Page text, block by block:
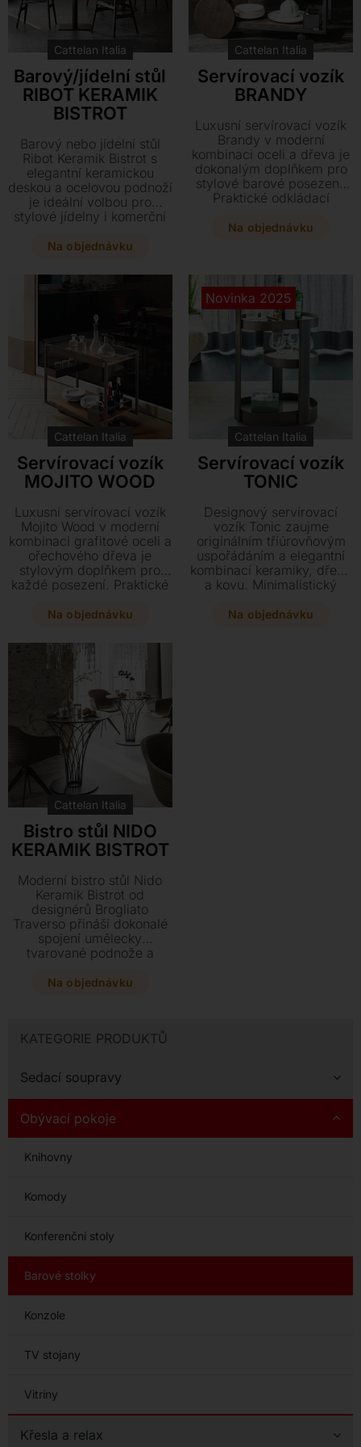
KATEGORIE PRODUKTŮ
Sedací soupravy
Obývací pokoje
Knihovny
Komody
Konferenční stoly
Barové stolky
Konzole
TV stojany
Vitríny
Křesla a relax
Cattelan Italia
Barový/jídelní stůl
RIBOT KERAMIK
BISTROT
Barový nebo jídelní stůl
Ribot Keramik Bistrot s
elegantní keramickou
deskou a ocelovou podnoží
je ideální volbou pro
stylové jídelny i komerční
několika rozměrů a
pravý kousek, který
perfektně doplní váš
prvek nabízí prvotřídní
materiály a variabilitu
výšky pro maximální
pohodlí.
Na objednávku
Cattelan Italia
Servírovací vozík
BRANDY
Luxusní servírovací vozík
Brandy v moderní
kombinaci oceli a dřeva je
dokonalým doplňkem pro
stylové barové posezení.
Praktické odkládací
provedení v ořechu či
93,5 x 35 x 70 cm povýší
váš interiér na novou
úroveň.
Na objednávku
Cattelan Italia
Servírovací vozík
MOJITO WOOD
Luxusní servírovací vozík
Mojito Wood v moderní
kombinaci grafitové oceli a
ořechového dřeva je
stylovým doplňkem pro
každé posezení. Praktické
suroviny a elegantní
45 x 70 cm perfektně
doplní váš domácí bar.
Na objednávku
Novinka 2025
Cattelan Italia
Servírovací vozík
TONIC
Designový servírovací
vozík Tonic zaujme
originálním tříúrovňovým
uspořádáním a elegantní
kombinací keramiky, dřeva
a kovu. Minimalistický
madlem a skrytými kolečky
Na objednávku
Cattelan Italia
Bistro stůl NIDO
KERAMIK BISTROT
Moderní bistro stůl Nido
Keramik Bistrot od
designérů Brogliato
Traverso přináší dokonalé
spojení umělecky
tvarované podnože a
Tento stylový kousek dodá
kavárenský stolek nebo
Na objednávku